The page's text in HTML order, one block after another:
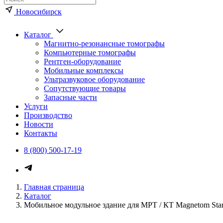
Новосибирск
Каталог
Магнитно-резонансные томографы
Компьютерные томографы
Рентген-оборудование
Мобильные комплексы
Ультразвуковое оборудование
Сопутствующие товары
Запасные части
Услуги
Производство
Новости
Контакты
8 (800) 500-17-19
Каталог медицинского
Главная страница
Каталог
Мобильное модульное здание для МРТ / КТ Magnetom